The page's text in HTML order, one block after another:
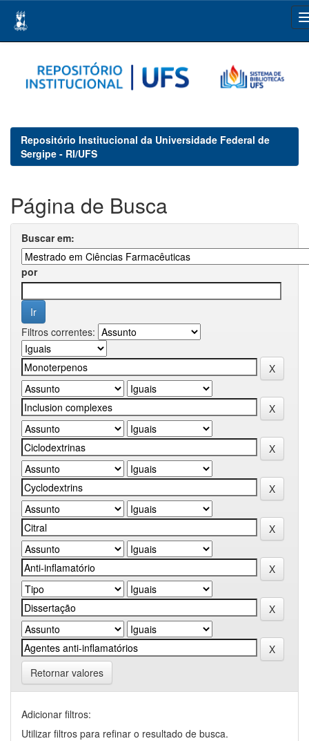
navigation
Repositório Institucional da Universidade Federal de
Sergipe - RI/UFS
Página de Busca
Buscar em:
por
Filtros correntes:
Retornar valores
Adicionar filtros:
Utilizar filtros para refinar o resultado de busca.